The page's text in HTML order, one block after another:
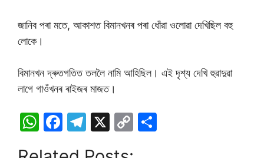
জানিব পৰা মতে, আকাশত বিমানখনৰ পৰা ধোঁৱা ওলোৱা দেখিছিল বহু
লোকে।
বিমানখন দ্ৰুতগতিত তললৈ নামি আহিছিল। এই দৃশ্য দেখি হুৱাদুৱা
লাগে গাওঁখনৰ ৰাইজৰ মাজত।
W F
T
X
C